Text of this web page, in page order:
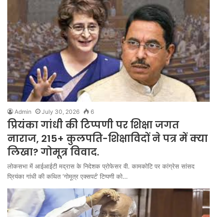
Admin July 30, 2026 6
प्रियंका गांधी की टिप्पणी पर शिक्षा जगत
नाराज, 215+ कुलपति-शिक्षाविदों ने पत्र में क्या
लिखा? गोमूत्र विवाद.
लोकसभा में आईआईटी मद्रास के निदेशक प्रोफेसर वी. कामकोटि पर कांग्रेस सांसद
प्रियंका गांधी की कथित ‘गोमूत्र एक्सपर्ट’ टिप्पणी को…